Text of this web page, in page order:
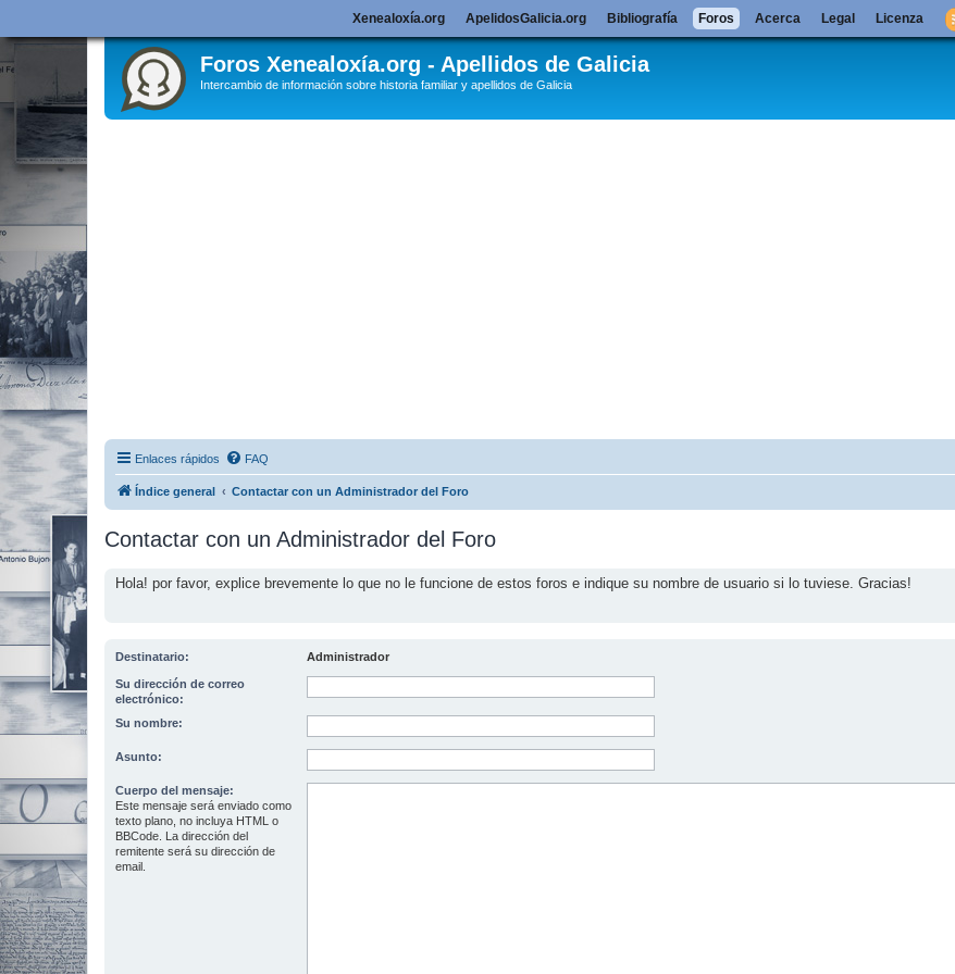
Foros Xenealoxía.org - Apellidos de Galicia
Intercambio de información sobre historia familiar y apellidos de Galicia
Enlaces rápidos FAQ
Índice general Contactar con un Administrador del Foro
Contactar con un Administrador del Foro
Hola! por favor, explice brevemente lo que no le funcione de estos foros e indique su nombre de usuario si lo tuviese. Gracias!
Destinatario: Administrador
Su dirección de correo
electrónico:
Su nombre:
Asunto:
Cuerpo del mensaje:
Este mensaje será enviado como
texto plano, no incluya HTML o
BBCode. La dirección del
remitente será su dirección de
email.
Xenealoxía.org ApelidosGalicia.org Bibliografía Foros Acerca Legal Licenza